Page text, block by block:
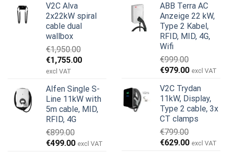
V2C Alva
2x22kW spiral
cable dual
wallbox
€1,950.00
Ursprünglicher
Preis
€1,950.00
€1,755.00Aktueller
€1,755.00.
excl VAT
Alfen Single S-
Line 11kW with
5m cable, MID,
RFID, 4G
€899.00
Ursprünglicher
€499.00Aktueller
excl VAT
ABB Terra AC
Anzeige 22 kW,
Type 2 Kabel,
RFID, MID, 4G,
Wifi
€999.00
Ursprünglicher
war:
€999.00
€979.00Aktueller
ist:
€979.00.
excl VAT
V2C Trydan
11kW, Display,
Type 2 cable, 3x
CT clamps
€799.00
Ursprünglicher
€629.00Aktueller
excl VAT